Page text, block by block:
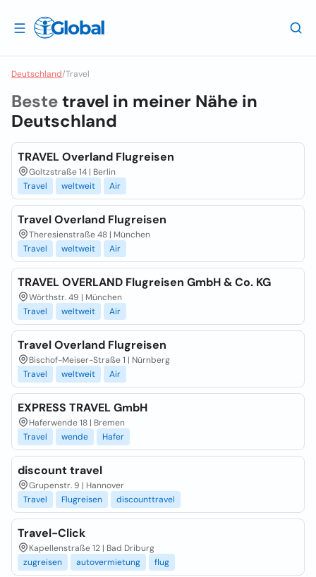
Deutschland/Travel
Bestetravel in meiner Nähe in
Deutschland
TRAVEL Overland Flugreisen
Goltzstraße 14 | Berlin
Travel
weltweit Air
Travel Overland Flugreisen
Theresienstraße 48 | München
Travel
weltweit Air
TRAVEL OVERLAND Flugreisen GmbH & Co. KG
Wörthstr. 49 | München
Travel
weltweit Air
Travel Overland Flugreisen
Bischof-Meiser-Straße 1 | Nürnberg
Travel
weltweit Air
EXPRESS TRAVEL GmbH
Haferwende 18 | Bremen
Travel
wende Hafer
discount travel
Grupenstr. 9 | Hannover
Travel
Flugreisen discounttravel
Travel-Click
Kapellenstraße 12 | Bad Driburg
zugreisen
autovermietung flug